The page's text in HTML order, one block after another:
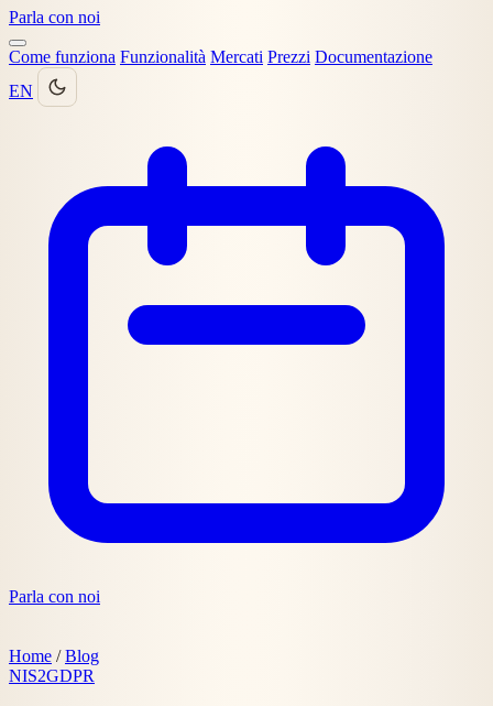
Parla con noi
Come funziona Funzionalità Mercati Prezzi Documentazione
EN
Parla con noi
Home / Blog
NIS2GDPR